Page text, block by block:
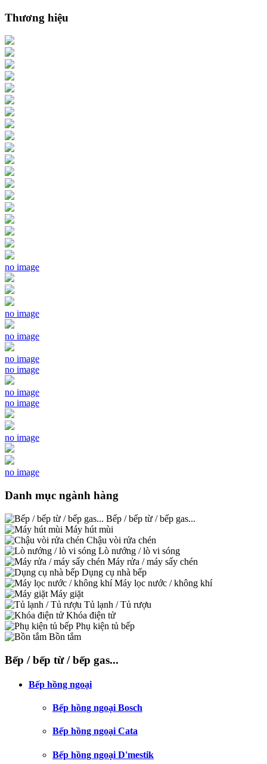
Thương hiệu
no image
no image
no image
no image
no image
no image
no image
no image
no image
Danh mục ngành hàng
Bếp / bếp từ / bếp gas...
Máy hút mùi
Chậu vòi rửa chén
Lò nướng / lò vi sóng
Máy rửa / máy sấy chén
Dụng cụ nhà bếp
Máy lọc nước / không khí
Máy giặt
Tủ lạnh / Tủ rượu
Khóa điện tử
Phụ kiện tủ bếp
Bồn tắm
Bếp / bếp từ / bếp gas...
Bếp hồng ngoại
Bếp hồng ngoại Bosch
Bếp hồng ngoại Cata
Bếp hồng ngoại D'mestik